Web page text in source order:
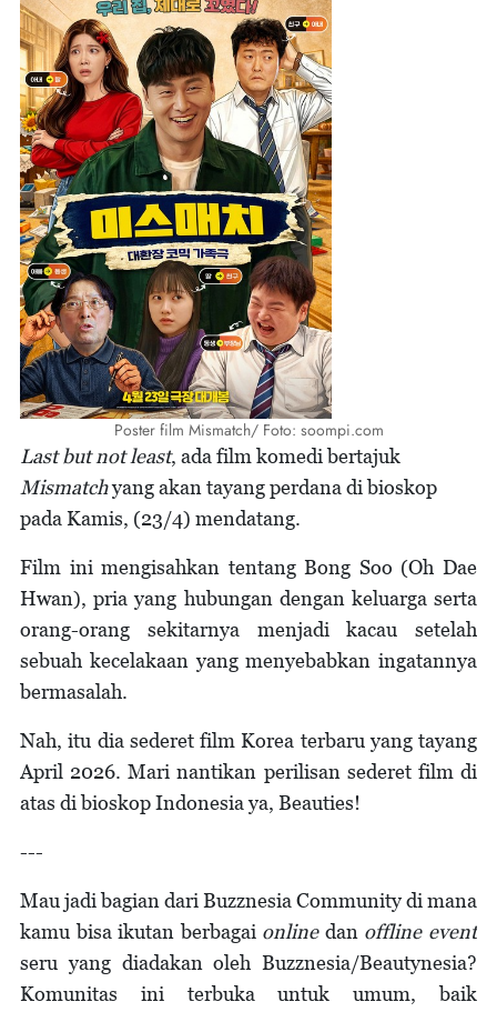
Poster film Mismatch/ Foto: soompi.com
Last but not least, ada film komedi bertajuk
Mismatchyang akan tayang perdana di bioskop
pada Kamis, (23/4) mendatang.
Film ini mengisahkan tentang Bong Soo (Oh Dae
Hwan), pria yang hubungan dengan keluarga serta
orang-orang sekitarnya menjadi kacau setelah
sebuah kecelakaan yang menyebabkan ingatannya
bermasalah.
Nah, itu dia sederet film Korea terbaru yang tayang
April 2026. Mari nantikan perilisan sederet film di
atas di bioskop Indonesia ya, Beauties!
---
Mau jadi bagian dari Buzznesia Community di mana
kamu bisa ikutan berbagai onlinedan offline event
seru yang diadakan oleh Buzznesia/Beautynesia?
Komunitas ini terbuka untuk umum, baik